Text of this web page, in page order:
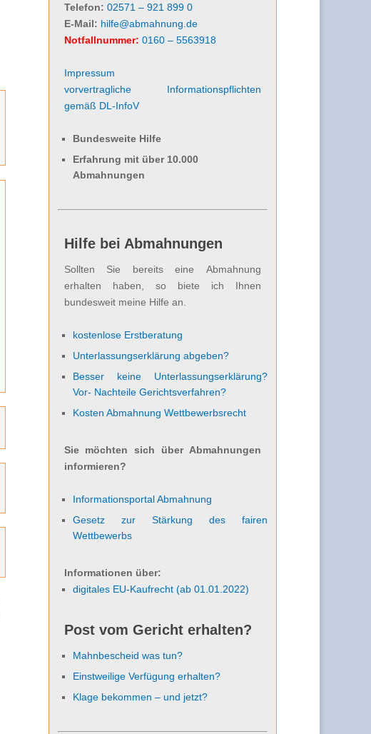
Telefon: 02571 – 921 899 0
E-Mail: hilfe@abmahnung.de
Notfallnummer: 0160 – 5563918
Impressum
vorvertragliche Informationspflichten
gemäß DL-InfoV
Bundesweite Hilfe
Erfahrung mit über 10.000
Abmahnungen
Hilfe bei Abmahnungen
Sollten Sie bereits eine Abmahnung
erhalten haben, so biete ich Ihnen
bundesweit meine Hilfe an.
kostenlose Erstberatung
Unterlassungserklärung abgeben?
Besser keine Unterlassungserklärung?
Vor- Nachteile Gerichtsverfahren?
Kosten Abmahnung Wettbewerbsrecht
Sie möchten sich über Abmahnungen
informieren?
Informationsportal Abmahnung
Gesetz zur Stärkung des fairen
Wettbewerbs
Informationen über:
digitales EU-Kaufrecht (ab 01.01.2022)
Post vom Gericht erhalten?
Mahnbescheid was tun?
Einstweilige Verfügung erhalten?
Klage bekommen – und jetzt?